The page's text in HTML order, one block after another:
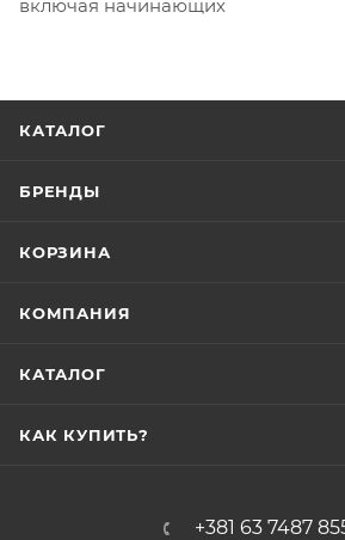
включая начинающих
КАТАЛОГ
БРЕНДЫ
КОРЗИНА
КОМПАНИЯ
КАТАЛОГ
КАК КУПИТЬ?
+381 63 7487